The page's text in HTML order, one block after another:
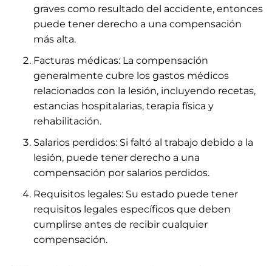
graves como resultado del accidente, entonces
puede tener derecho a una compensación
más alta.
Facturas médicas: La compensación
generalmente cubre los gastos médicos
relacionados con la lesión, incluyendo recetas,
estancias hospitalarias, terapia física y
rehabilitación.
Salarios perdidos: Si faltó al trabajo debido a la
lesión, puede tener derecho a una
compensación por salarios perdidos.
Requisitos legales: Su estado puede tener
requisitos legales específicos que deben
cumplirse antes de recibir cualquier
compensación.